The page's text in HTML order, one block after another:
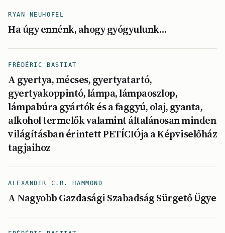
RYAN NEUHOFEL
Ha úgy ennénk, ahogy gyógyulunk…
FRÉDÉRIC BASTIAT
A gyertya, mécses, gyertyatartó,
gyertyakoppintó, lámpa, lámpaoszlop,
lámpabúra gyártók és a faggyú, olaj, gyanta,
alkohol termelők valamint általánosan minden
világításban érintett PETÍCIÓja a Képviselőház
tagjaihoz
ALEXANDER C.R. HAMMOND
A Nagyobb Gazdasági Szabadság Sürgető Ügye